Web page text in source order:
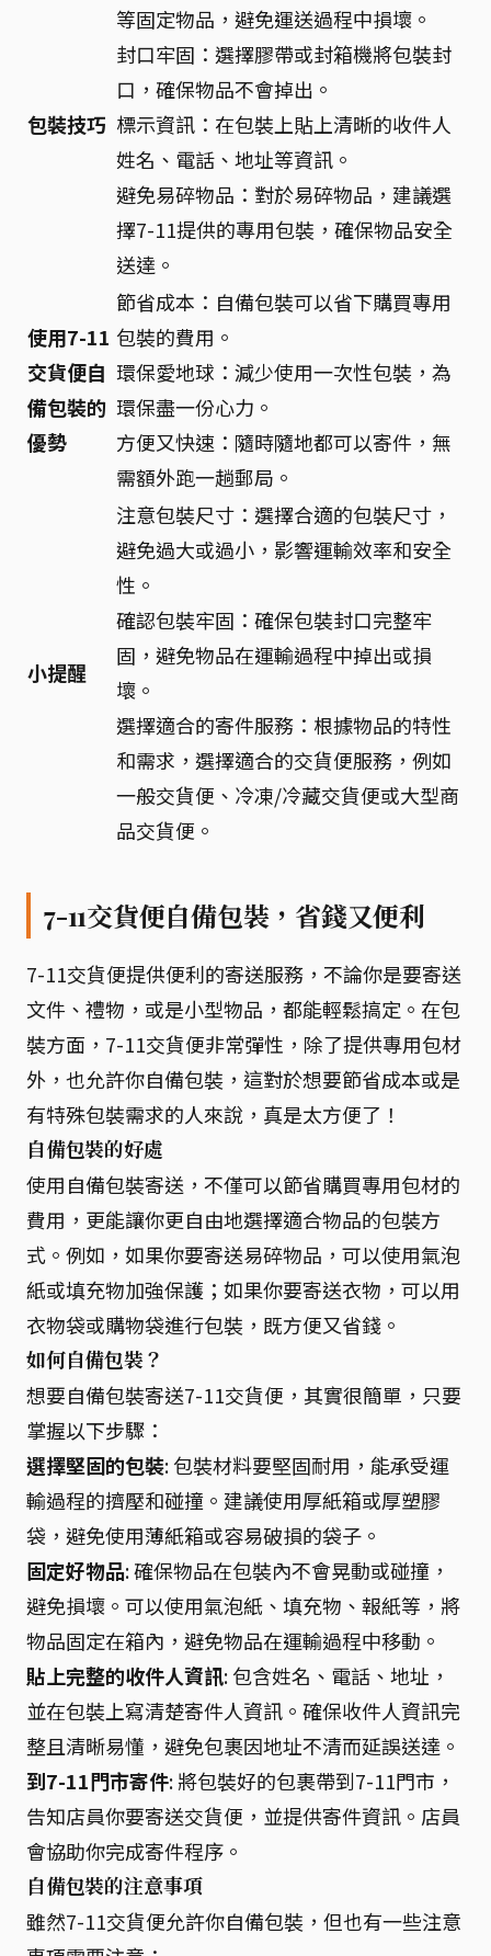
包裝技巧
等固定物品，避免運送過程中損壞。
封口牢固：選擇膠帶或封箱機將包裝封
口，確保物品不會掉出。
標示資訊：在包裝上貼上清晰的收件人
姓名、電話、地址等資訊。
避免易碎物品：對於易碎物品，建議選
擇7-11提供的專用包裝，確保物品安全
送達。
使用7-11
交貨便自
備包裝的
優勢
節省成本：自備包裝可以省下購買專用
包裝的費用。
環保愛地球：減少使用一次性包裝，為
環保盡一份心力。
方便又快速：隨時隨地都可以寄件，無
需額外跑一趟郵局。
小提醒
注意包裝尺寸：選擇合適的包裝尺寸，
避免過大或過小，影響運輸效率和安全
性。
確認包裝牢固：確保包裝封口完整牢
固，避免物品在運輸過程中掉出或損
壞。
選擇適合的寄件服務：根據物品的特性
和需求，選擇適合的交貨便服務，例如
一般交貨便、冷凍/冷藏交貨便或大型商
品交貨便。
7-11交貨便自備包裝，省錢又便利
7-11交貨便提供便利的寄送服務，不論你是要寄送
文件、禮物，或是小型物品，都能輕鬆搞定。在包
裝方面，7-11交貨便非常彈性，除了提供專用包材
外，也允許你自備包裝，這對於想要節省成本或是
有特殊包裝需求的人來說，真是太方便了！
自備包裝的好處
使用自備包裝寄送，不僅可以節省購買專用包材的
費用，更能讓你更自由地選擇適合物品的包裝方
式。例如，如果你要寄送易碎物品，可以使用氣泡
紙或填充物加強保護；如果你要寄送衣物，可以用
衣物袋或購物袋進行包裝，既方便又省錢。
如何自備包裝？
想要自備包裝寄送7-11交貨便，其實很簡單，只要
掌握以下步驟：
選擇堅固的包裝: 包裝材料要堅固耐用，能承受運
輸過程的擠壓和碰撞。建議使用厚紙箱或厚塑膠
袋，避免使用薄紙箱或容易破損的袋子。
固定好物品: 確保物品在包裝內不會晃動或碰撞，
避免損壞。可以使用氣泡紙、填充物、報紙等，將
物品固定在箱內，避免物品在運輸過程中移動。
貼上完整的收件人資訊: 包含姓名、電話、地址，
並在包裝上寫清楚寄件人資訊。確保收件人資訊完
整且清晰易懂，避免包裹因地址不清而延誤送達。
到7-11門市寄件: 將包裝好的包裹帶到7-11門市，
告知店員你要寄送交貨便，並提供寄件資訊。店員
會協助你完成寄件程序。
自備包裝的注意事項
雖然7-11交貨便允許你自備包裝，但也有一些注意